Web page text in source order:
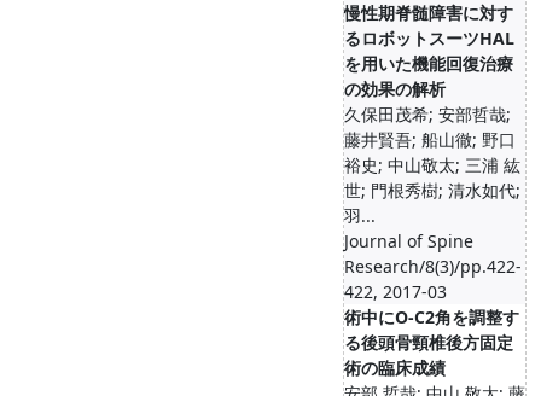
慢性期脊髄障害に対す
るロボットスーツHAL
を用いた機能回復治療
の効果の解析
久保田茂希; 安部哲哉;
藤井賢吾; 船山徹; 野口
裕史; 中山敬太; 三浦 紘
世; 門根秀樹; 清水如代;
羽...
Journal of Spine
Research/8(3)/pp.422-
422, 2017-03
術中にO-C2角を調整す
る後頭骨頸椎後方固定
術の臨床成績